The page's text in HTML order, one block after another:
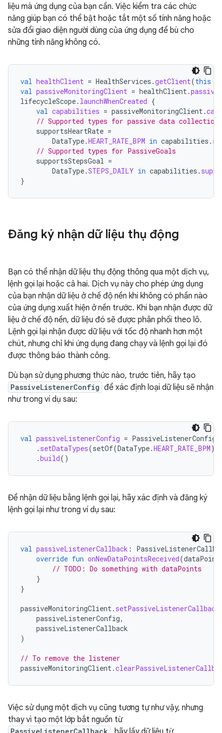
liệu mà ứng dụng của bạn cần. Việc kiểm tra các chức
năng giúp bạn có thể bật hoặc tắt một số tính năng hoặc
sửa đổi giao diện người dùng của ứng dụng để bù cho
những tính năng không có.
val healthClient = HealthServices .getClient(this
val passiveMonitoringClient = healthClient.
lifecycleScope. launchWhenCreated {
val capabilities = passiveMonitoringClient.
// Supported types for passive data collection
supportsHeartRate =
DataType.HEART_RATE_BPM in capabilities .
// Supported types for PassiveGoals
supportsStepsGoal =
DataType.STEPS_DAILY in capabilities .
}
Đăng ký nhận dữ liệu thụ động
Bạn có thể nhận dữ liệu thụ động thông qua một dịch vụ,
lệnh gọi lại hoặc cả hai. Dịch vụ này cho phép ứng dụng
của bạn nhận dữ liệu ở chế độ nền khi không có phần nào
của ứng dụng xuất hiện ở nền trước. Khi bạn nhận được dữ
liệu ở chế độ nền, dữ liệu đó sẽ được phân phối theo lô.
Lệnh gọi lại nhận được dữ liệu với tốc độ nhanh hơn một
chút, nhưng chỉ khi ứng dụng đang chạy và lệnh gọi lại đó
được thông báo thành công.
Dù bạn sử dụng phương thức nào, trước tiên, hãy tạo
PassiveListenerConfig để xác định loại dữ liệu sẽ nhận
như trong ví dụ sau:
val passiveListenerConfig = PassiveListenerConfig
. setDataTypes(setOf(DataType.HEART_RATE_BPM))
.build()
Để nhận dữ liệu bằng lệnh gọi lại, hãy xác định và đăng ký
lệnh gọi lại như trong ví dụ sau:
val passiveListenerCallback :
override fun onNewDataPointsReceived(
// TODO: Do something with dataPoints
}
}
passiveMonitoringClient. setPassiveListenerCallback
passiveListenerConfig,
passiveListenerCallback
)
// To remove the listener
passiveMonitoringClient.
Việc sử dụng một dịch vụ cũng tương tự như vậy, nhưng
thay vì tạo một lớp bắt nguồn từ